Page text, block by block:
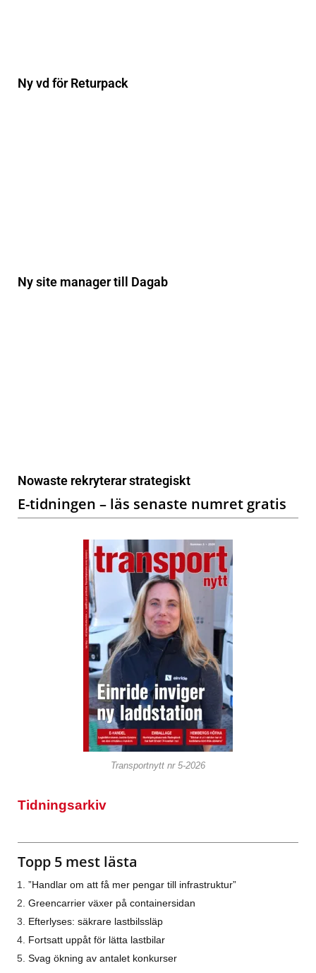
Ny vd för Returpack
Ny site manager till Dagab
Nowaste rekryterar strategiskt
E-tidningen – läs senaste numret gratis
Transportnytt nr 5-2026
Tidningsarkiv
Topp 5 mest lästa
”Handlar om att få mer pengar till infrastruktur”
Greencarrier växer på containersidan
Efterlyses: säkrare lastbilssläp
Fortsatt uppåt för lätta lastbilar
Svag ökning av antalet konkurser